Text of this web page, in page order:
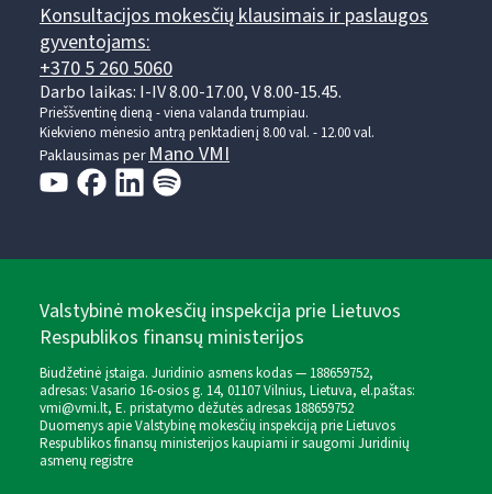
Konsultacijos mokesčių klausimais ir paslaugos
gyventojams:
+370 5 260 5060
Darbo laikas: I-IV 8.00-17.00, V 8.00-15.45.
Prieššventinę dieną - viena valanda trumpiau.
Kiekvieno mėnesio antrą penktadienį 8.00 val. - 12.00 val.
Paklausimas per Mano VMI
Valstybinė mokesčių inspekcija prie Lietuvos
Respublikos finansų ministerijos
Biudžetinė įstaiga. Juridinio asmens kodas — 188659752,
adresas: Vasario 16-osios g. 14, 01107 Vilnius, Lietuva, el.paštas:
vmi@vmi.lt, E. pristatymo dėžutės adresas 188659752
Duomenys apie Valstybinę mokesčių inspekciją prie Lietuvos
Respublikos finansų ministerijos kaupiami ir saugomi Juridinių
asmenų registre